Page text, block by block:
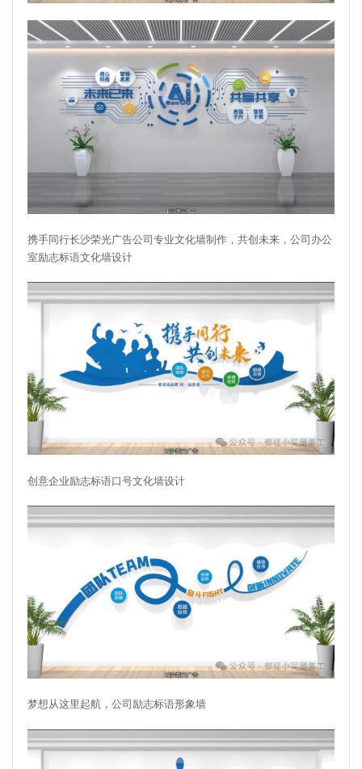
携手同行长沙荣光广告公司专业文化墙制作，共创未来，公司办公
室励志标语文化墙设计
创意企业励志标语口号文化墙设计
梦想从这里起航，公司励志标语形象墙